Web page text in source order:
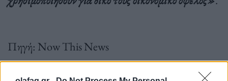
Πηγή: Now This News